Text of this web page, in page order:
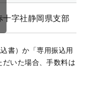
十字社静岡県支部
書）か「専用振込用
いた場合、手数料は